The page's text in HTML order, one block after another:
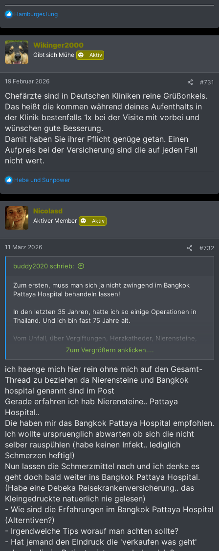
R
a
k
t
i
o
n
HamburgerJung
Wikinger2000
Gibt sich Mühe Aktiv
19 Februar 2026 #731
Chefärzte sind in Deutschen Kliniken reine Grüßonkels.
Das heißt die kommen während deines Aufenthalts in
der Klinik bestenfalls 1x bei der Visite mit vorbei und
wünschen gute Besserung.
Damit haben Sie ihrer Pflicht genüge getan. Einen
Aufpreis bei der Versicherung sind die auf jeden Fall
nicht wert.
R
a
k
t
i
o
n
:
Hebe und Sunpower
Nicolasd
Aktiver Member Aktiv
11 März 2026 #732
buddy2020 schrieb:
Zum ersten, muss man sich ja nicht zwingend im Bangkok
Pattaya Hospital behandeln lassen!
In den letzten 35 Jahren, hatte ich so einige Operationen in
Thailand. Und ich bin fast 75 Jahre alt.
Vom Unfall, über Vergiftungen, Herzkatheder, Nierensteine,
Galle entfernen …etc.
Nicht eine OP war in dem von Dir angegebenen Preisgefüge
von 100.000.-€ =3.750.000.-THB!
Keine OP lag über ca.350.000.-THB die meisten sogar unter
300.000.-THB
Und wenn die Krankheit es erlaubt, geht man eben in ein
anderes Krankenhaus!
Meine letzte OP sollte im Bangkok Pattaya Hospital fast
850.000.-THB kosten!
Und da ich in jedem Krankenhaus als „Selbstzahler“ behandelt
werde, bin ich eben nach Korat in eine Privatklinik gegangen!
Kosten für die 2 Operationen: 285.000.-THB
Es gehört eben auch ein wenig Glück und sich vorher zu
informieren dazu..
Klar das in einem Notfall diese Möglichkeit weitgehenst
Zum Vergrößern anklicken....
ich haenge mich hier rein ohne mich auf den Gesamt-
Thread zu beziehen da Nierensteine und Bangkok
hospital genannt sind im Post
Gerade erfahren ich hab Nierensteine.. Pattaya
Hospital..
Die haben mir das Bangkok Pattaya Hospital empfohlen.
Ich wollte urspruenglich abwarten ob sich die nicht
selber rauspühlen (habe keinen Infekt.. lediglich
Schmerzen heftig!)
Nun lassen die Schmerzmittel nach und ich denke es
geht doch bald weiter ins Bangkok Pattaya Hospital.
(Habe eine Debeka Reisekrankenversicherung.. das
Kleingedruckte natuerlich nie gelesen)
- Wie sind die Erfahrungen im Bangkok Pattaya Hospital
(Alterntiven?)
- Irgendwelche Tips worauf man achten sollte?
- Hat jemand den EIndruck die 'verkaufen was geht'